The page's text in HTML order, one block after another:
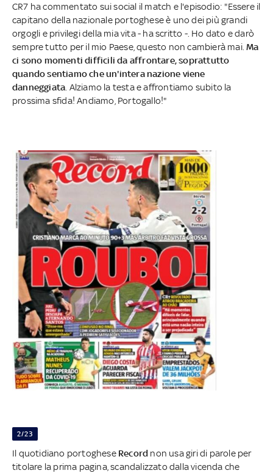
CR7 ha commentato sui social il match e l'episodio: "Essere il
capitano della nazionale portoghese è uno dei più grandi
orgogli e privilegi della mia vita - ha scritto -. Ho dato e darò
sempre tutto per il mio Paese, questo non cambierà mai.Ma
ci sono momenti difficili da affrontare, soprattutto
quando sentiamo che un'intera nazione viene
danneggiata . Alziamo la testa e affrontiamo subito la
prossima sfida! Andiamo, Portogallo!"
2/23
Il quotidiano portoghese Record non usa giri di parole per
titolare la prima pagina, scandalizzato dalla vicenda che